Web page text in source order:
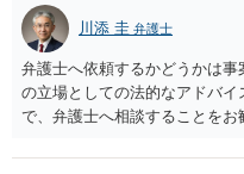
効がいつから進むかは慎重に検
から３年が経過しているとのこ
無、不動産登記、遺産分割協
う。特に、お姉様側だけで不動
ったのか、遺産分割協議書が
以前に、法定相続分や遺産分
川添 圭 弁護士
弁護士へ依頼するかどうかは
の立場としての法的なアドバ
で、弁護士へ相談することを
誘導しかしてこないと思います